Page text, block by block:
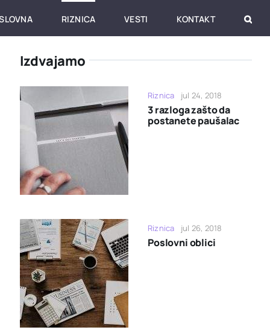
RIZNICA VESTI KONTAKT
Izdvajamo
Riznica jul 24, 2018
3 razloga zašto da
postanete paušalac
Riznica jul 26, 2018
Poslovni oblici